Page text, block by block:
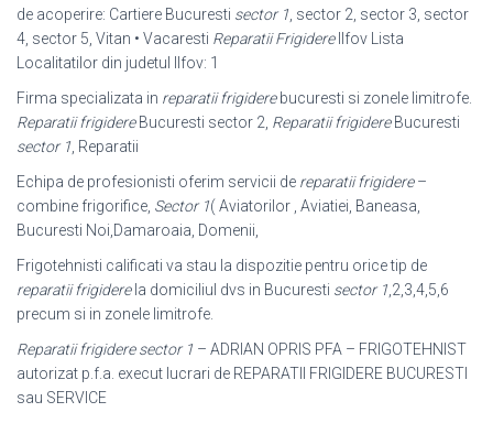
de acoperire: Cartiere Bucuresti sector 1, sector 2, sector 3, sector
4, sector 5, Vitan • Vacaresti Reparatii FrigidereIlfov Lista
Localitatilor din judetul Ilfov: 1
Firma specializata in reparatii frigiderebucuresti si zonele limitrofe.
Reparatii frigidereBucuresti sector 2, Reparatii frigidereBucuresti
sector 1, Reparatii
Echipa de profesionisti oferim servicii de reparatii frigidere–
combine frigorifice, Sector 1( Aviatorilor , Aviatiei, Baneasa,
Bucuresti Noi,Damaroaia, Domenii,
Frigotehnisti calificati va stau la dispozitie pentru orice tip de
reparatii frigiderela domiciliul dvs in Bucuresti sector 1,2,3,4,5,6
precum si in zonele limitrofe.
Reparatii frigidere sector 1 – ADRIAN OPRIS PFA – FRIGOTEHNIST
autorizat p.f.a. execut lucrari de REPARATII FRIGIDERE BUCURESTI
sau SERVICE